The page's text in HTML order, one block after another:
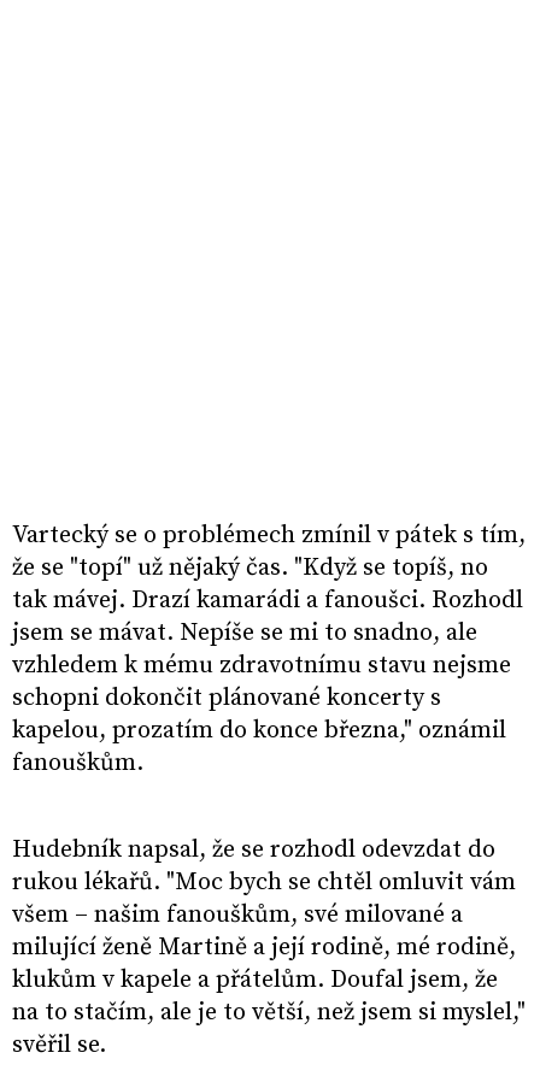
Vartecký se o problémech zmínil v pátek s tím,
že se "topí" už nějaký čas. "Když se topíš, no
tak mávej. Drazí kamarádi a fanoušci. Rozhodl
jsem se mávat. Nepíše se mi to snadno, ale
vzhledem k mému zdravotnímu stavu nejsme
schopni dokončit plánované koncerty s
kapelou, prozatím do konce března," oznámil
fanouškům.
Hudebník napsal, že se rozhodl odevzdat do
rukou lékařů. "Moc bych se chtěl omluvit vám
všem – našim fanouškům, své milované a
milující ženě Martině a její rodině, mé rodině,
klukům v kapele a přátelům. Doufal jsem, že
na to stačím, ale je to větší, než jsem si myslel,"
svěřil se.